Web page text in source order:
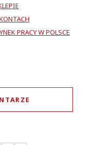
PRACY W POLSCE